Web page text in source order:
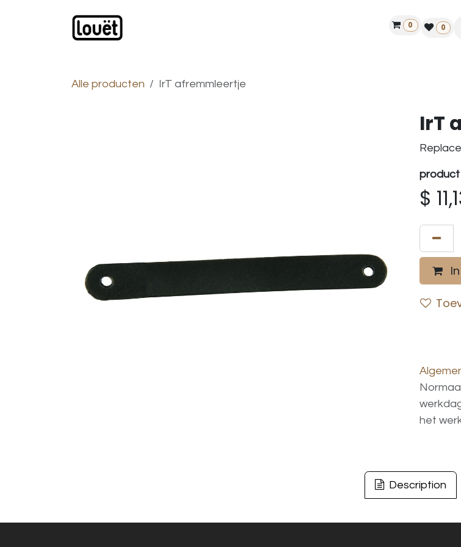
Vind een dealer
0 0
Alle producten IrT afremmleertje
IrT
product
$
het
Description